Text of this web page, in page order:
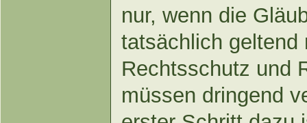
nur, wenn die
tatsächlich geltend
Rechtsschutz und
müssen dringend